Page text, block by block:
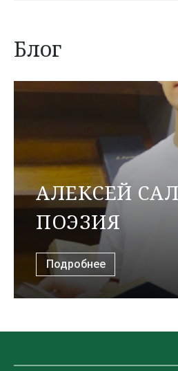
Блог
АЛЕКСЕЙ
ПОЭЗИЯ
Подробнее